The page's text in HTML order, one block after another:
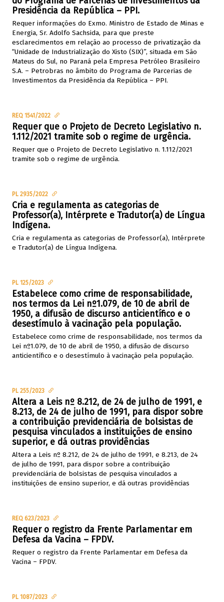
Presidência da República – PPI.
Requer informações do Exmo. Ministro de Estado de Minas e
Energia, Sr. Adolfo Sachsida, para que preste
esclarecimentos em relação ao processo de privatização da
“Unidade de Industrialização do Xisto (SIX)”, situada em São
Mateus do Sul, no Paraná pela Empresa Petróleo Brasileiro
S.A. – Petrobras no âmbito do Programa de Parcerias de
Investimentos da Presidência da República – PPI.
REQ 1541/2022
Requer que o Projeto de Decreto Legislativo n.
1.112/2021 tramite sob o regime de urgência.
Requer que o Projeto de Decreto Legislativo n. 1.112/2021
tramite sob o regime de urgência.
PL 2935/2022
Cria e regulamenta as categorias de
Professor(a), Intérprete e Tradutor(a) de Língua
Indígena.
Cria e regulamenta as categorias de Professor(a), Intérprete
e Tradutor(a) de Língua Indígena.
PL 125/2023
Estabelece como crime de responsabilidade,
nos termos da Lei nº1.079, de 10 de abril de
1950, a difusão de discurso anticientífico e o
desestímulo à vacinação pela população.
Estabelece como crime de responsabilidade, nos termos da
Lei nº1.079, de 10 de abril de 1950, a difusão de discurso
anticientífico e o desestímulo à vacinação pela população.
PL 255/2023
Altera a Leis nº 8.212, de 24 de julho de 1991, e
8.213, de 24 de julho de 1991, para dispor sobre
a contribuição previdenciária de bolsistas de
pesquisa vinculados a instituições de ensino
superior, e dá outras providências
Altera a Leis nº 8.212, de 24 de julho de 1991, e 8.213, de 24
de julho de 1991, para dispor sobre a contribuição
previdenciária de bolsistas de pesquisa vinculados a
instituições de ensino superior, e dá outras providências
REQ 623/2023
Requer o registro da Frente Parlamentar em
Defesa da Vacina – FPDV.
Requer o registro da Frente Parlamentar em Defesa da
Vacina – FPDV.
PL 1087/2023